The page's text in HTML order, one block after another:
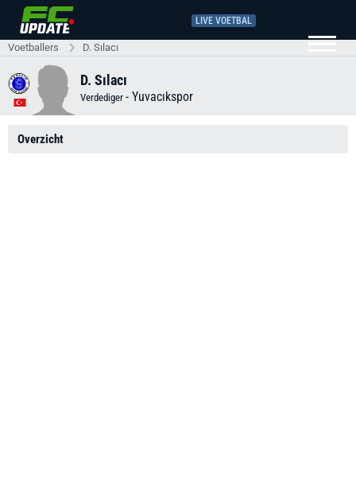
LIVE VOETBAL
Voetballers D. Sılacı
D. Sılacı
Verdediger - Yuvacıkspor
Overzicht